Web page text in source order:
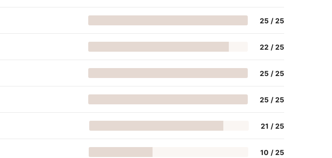
25 / 25
22 / 25
25 / 25
25 / 25
21 / 25
10 / 25